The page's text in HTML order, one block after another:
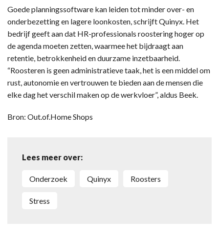
Goede planningssoftware kan leiden tot minder over- en
onderbezetting en lagere loonkosten, schrijft Quinyx. Het
bedrijf geeft aan dat HR-professionals roostering hoger op
de agenda moeten zetten, waarmee het bijdraagt aan
retentie, betrokkenheid en duurzame inzetbaarheid.
“Roosteren is geen administratieve taak, het is een middel om
rust, autonomie en vertrouwen te bieden aan de mensen die
elke dag het verschil maken op de werkvloer”, aldus Beek.
Bron: Out.of.Home Shops
Lees meer over:
onderzoek Quinyx Roosters
stress